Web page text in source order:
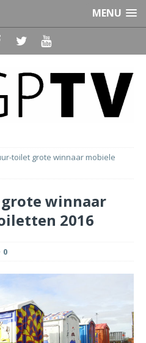
MENU
toilet grote winnaar mobiele
winnaar
2016
0